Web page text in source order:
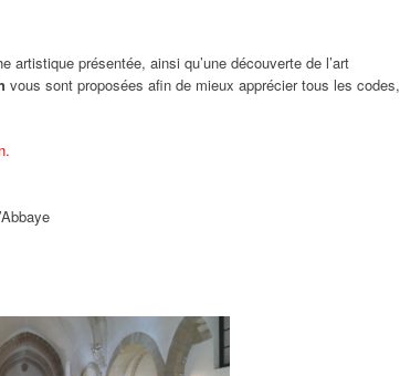
artistique présentée, ainsi qu’une découverte de l’art
vous sont proposées afin de mieux apprécier tous les codes,